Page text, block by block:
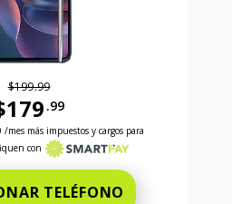
$199.99
.99
199 dollars and 99 cents
/mes más impuestos y cargos para
con
TELÉFONO